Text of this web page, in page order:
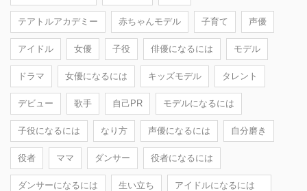
テアトルアカデミー 赤ちゃんモデル 子育て 声優
アイドル 女優 子役 俳優になるには モデル
ドラマ 女優になるには キッズモデル タレント
デビュー 歌手 自己PR モデルになるには
子役になるには なり方 声優になるには 自分磨き
役者 ママ ダンサー 役者になるには
ダンサーになるには 生い立ち アイドルになるには